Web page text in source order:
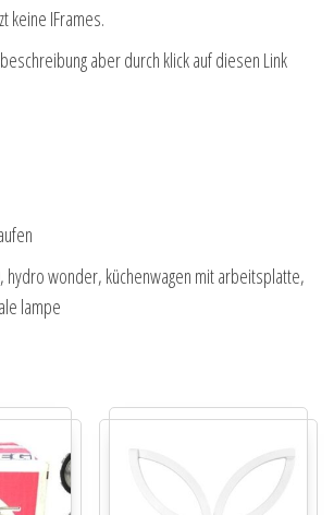
keine IFrames.
aber durch klick auf diesen Link
hydro wonder, küchenwagen mit arbeitsplatte,
lampe